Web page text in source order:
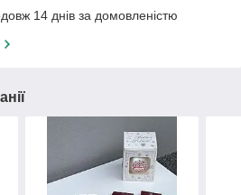
14 днів за домовленістю